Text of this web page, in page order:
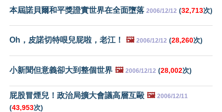
本屆諾貝爾和平獎證實世界在全面墮落 2006/12/12 (32,713次)
Oh，皮諾切特哏兒屁啦，老江！ 🖼️ 2006/12/12 (28,260次)
小新聞但意義卻大到整個世界 🖼️ 2006/12/12 (28,002次)
屁股冒煙兒！政治局擴大會議高層互毆 🖼️ 2006/12/11
(43,953次)